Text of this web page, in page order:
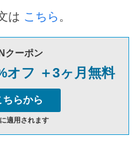
は こちら 。
クーポン
オフ ＋3ヶ月無料
らから
適用されます